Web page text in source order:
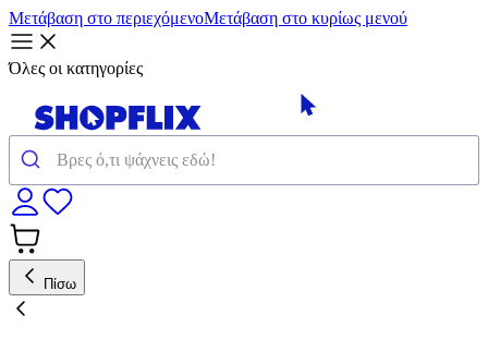
Μετάβαση στο περιεχόμενοΜετάβαση στο κυρίως μενού
Όλες οι κατηγορίες
Πίσω